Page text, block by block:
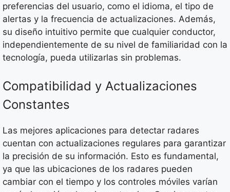
preferencias del usuario, como el idioma, el tipo de
alertas y la frecuencia de actualizaciones. Además,
su diseño intuitivo permite que cualquier conductor,
independientemente de su nivel de familiaridad con la
tecnología, pueda utilizarlas sin problemas.
Compatibilidad y Actualizaciones
Constantes
Las mejores aplicaciones para detectar radares
cuentan con actualizaciones regulares para garantizar
la precisión de su información. Esto es fundamental,
ya que las ubicaciones de los radares pueden
cambiar con el tiempo y los controles móviles varían